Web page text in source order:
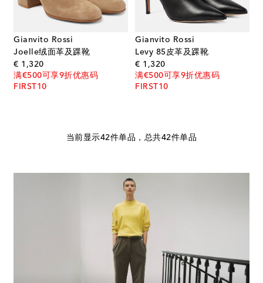
Gianvito Rossi
Joelle绒面革及踝靴
€ 1,320original price
满€500可享9折优惠码
FIRST10
Gianvito Rossi
Levy 85皮革及踝靴
€ 1,320original price
满€500可享9折优惠码
FIRST10
当前显示42件单品，总共42件单品